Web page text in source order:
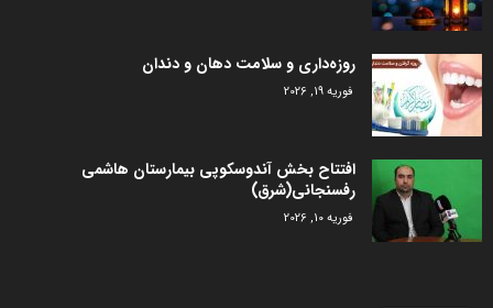
روزه‌داری و سلامت دهان و دندان
فوریه 19, 2026
افتتاح بخش آندوسکوپی بیمارستان هاشمی
رفسنجانی(شرق)
فوریه 10, 2026